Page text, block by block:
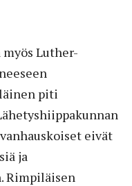
Luther-
piti
eivät
ja
Rimpiläisen